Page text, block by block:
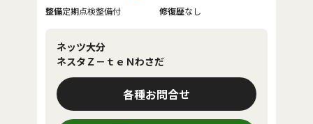
整備定期点検整備付 修復歴なし
ネッツ大分
ネスタＺ－ｔｅＮわさだ
各種お問合せ